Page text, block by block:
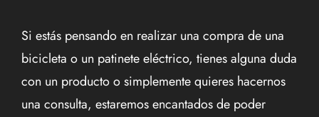
Si estás pensando en realizar una compra de una
bicicleta o un patinete eléctrico, tienes alguna duda
con un producto o simplemente quieres hacernos
una consulta, estaremos encantados de poder